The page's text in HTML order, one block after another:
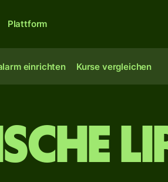
Plattform
einrichten Kurse vergleichen